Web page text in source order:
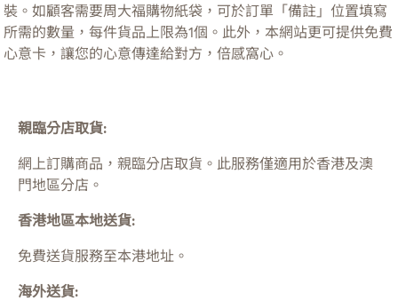
裝。如顧客需要周大福購物紙袋，可於訂單「備註」位置填寫
所需的數量，每件貨品上限為1個。此外，本網站更可提供免費
心意卡，讓您的心意傳達給對方，倍感窩心。
親臨分店取貨:
網上訂購商品，親臨分店取貨。此服務僅適用於香港及澳
門地區分店。
香港地區本地送貨:
免費送貨服務至本港地址。
海外送貨: